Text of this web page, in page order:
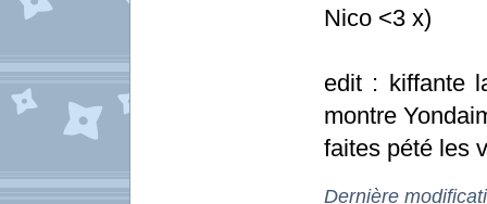
Nico <3 x)
edit : kiffante
montre
faites pété les
Dernière